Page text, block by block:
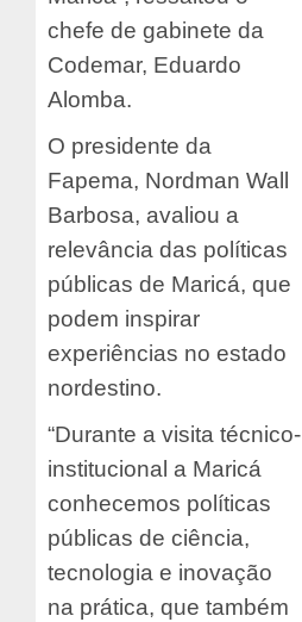
chefe de gabinete da
Codemar, Eduardo
Alomba.
O presidente da
Fapema, Nordman Wall
Barbosa, avaliou a
relevância das políticas
públicas de Maricá, que
podem inspirar
experiências no estado
nordestino.
“Durante a visita técnico-
institucional a Maricá
conhecemos políticas
públicas de ciência,
tecnologia e inovação
na prática, que também